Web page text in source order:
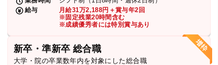
給与
月給31万2,188円＋賞与年2回
※固定残業20時間含む
※成績優秀者には特別賞与あり
新卒・準新卒 総合職
大学・院の卒業数年内を対象にした総合職